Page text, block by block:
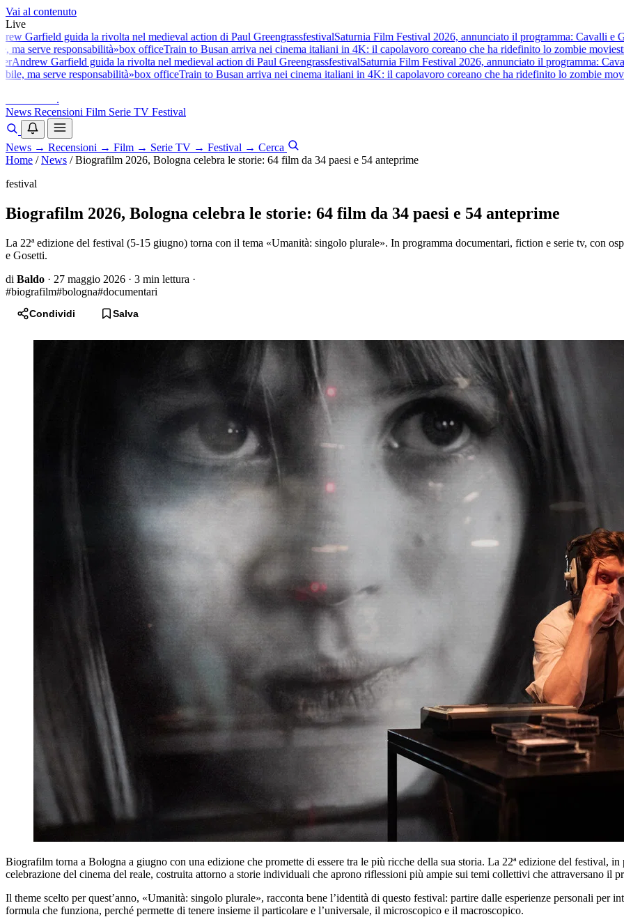
Vai al contenuto
Live
Garfield guida la rivolta nel medieval action di Paul GreengrassfestivalSaturnia Film Festival 2026, annunciato il programma: Cavalli e
serve responsabilità»box officeTrain to Busan arriva nei cinema italiani in 4K: il capolavoro coreano che ha ridefinito lo zombie movie
Garfield guida la rivolta nel medieval action di Paul GreengrassfestivalSaturnia Film Festival 2026, annunciato il programma: Cavalli
ma serve responsabilità»box officeTrain to Busan arriva nei cinema italiani in 4K: il capolavoro coreano che ha ridefinito lo zombie movie
.
News Recensioni Film Serie TV Festival
News → Recensioni → Film → Serie TV → Festival → Cerca
Home / News / Biografilm 2026, Bologna celebra le storie: 64 film da 34 paesi e 54 anteprime
festival
Biografilm 2026, Bologna celebra le storie: 64 film da 34 paesi e 54 anteprime
La 22ª edizione del festival (5-15 giugno) torna con il tema «Umanità: singolo plurale». In programma documentari, fiction e serie tv, con
e Gosetti.
di Baldo · 27 maggio 2026 · 3 min lettura ·
#biografilm#bologna#documentari
Condividi Salva
Biografilm torna a Bologna a giugno con una edizione che promette di essere tra le più ricche della sua storia. La 22ª edizione del festival,
celebrazione del cinema del reale, costruita attorno a storie individuali che aprono riflessioni più ampie sui temi collettivi che attraversano il
Il theme scelto per quest’anno, «Umanità: singolo plurale», racconta bene l’identità di questo festival: partire dalle esperienze personali per
formula che funziona, perché permette di tenere insieme il particolare e l’universale, il microscopico e il macroscopico.